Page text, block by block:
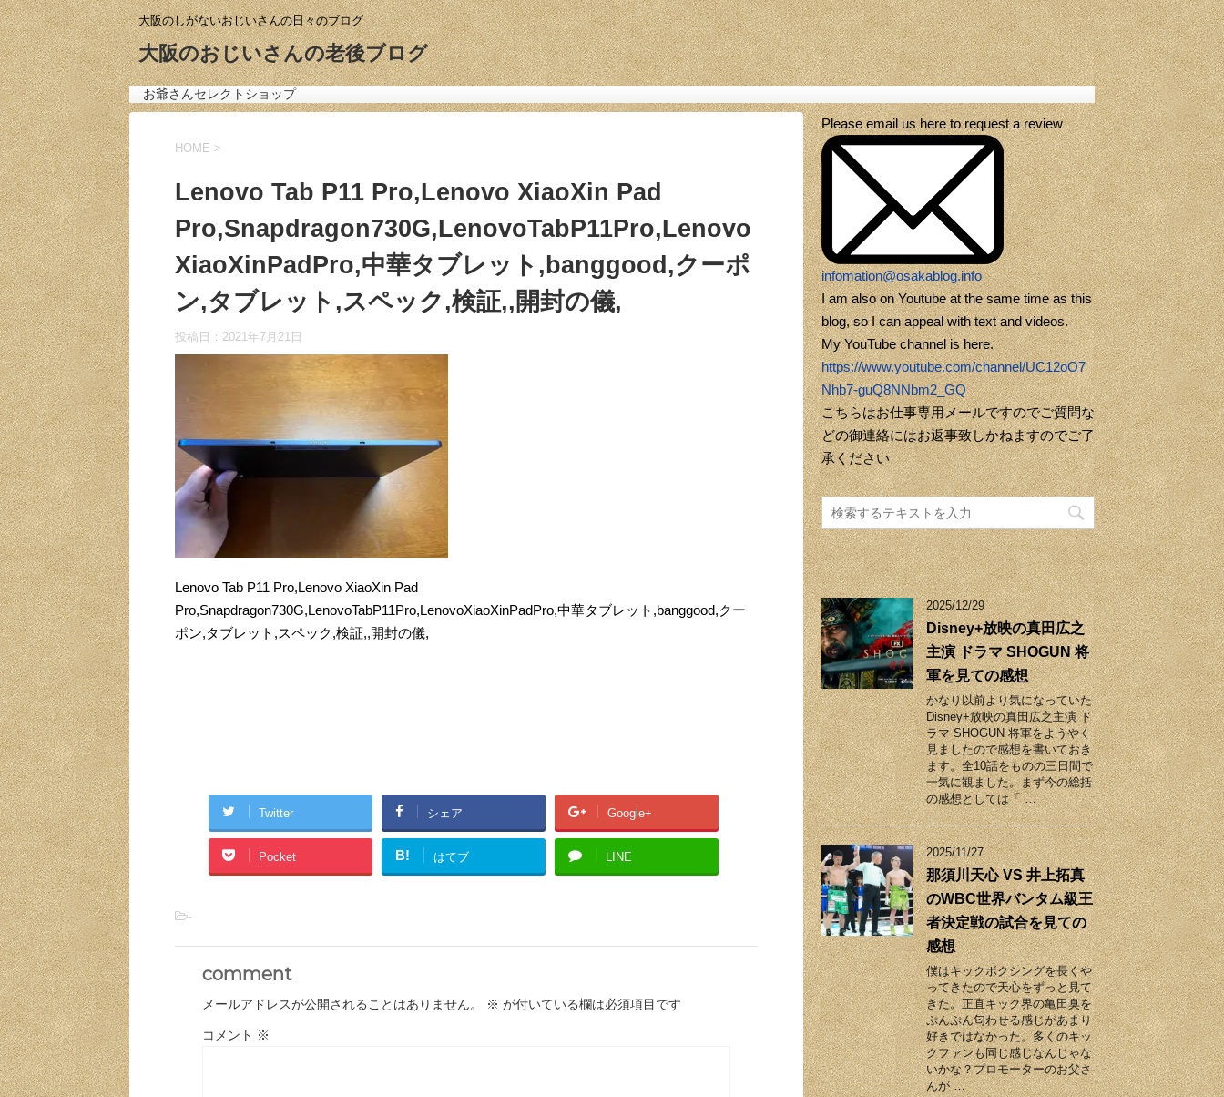
大阪のしがないおじいさんの日々のブログ
大阪のおじいさんの老後ブログ
お爺さんセレクトショップ
HOME >
Lenovo Tab P11 Pro,Lenovo XiaoXin Pad
Pro,Snapdragon730G,LenovoTabP11Pro,Lenovo
XiaoXinPadPro,中華タブレット,banggood,クーポ
ン,タブレット,スペック,検証,,開封の儀,
投稿日： 2021年7月21日
Lenovo Tab P11 Pro,Lenovo XiaoXin Pad
Pro,Snapdragon730G,LenovoTabP11Pro,LenovoXiaoXinPadPro,中華タブレット,banggood,クー
ポン,タブレット,スペック,検証,,開封の儀,
Twitter シェア Google+
Pocket B! はてブ LINE
-
comment
メールアドレスが公開されることはありません。 ※ が付いている欄は必須項目です
コメント ※
Please email us here to request a review
infomation@osakablog.info
I am also on Youtube at the same time as this
blog, so I can appeal with text and videos.
My YouTube channel is here.
https://www.youtube.com/channel/UC12oO7
Nhb7-guQ8NNbm2_GQ
こちらはお仕事専用メールですのでご質問な
どの御連絡にはお返事致しかねますのでご了
承ください
2025/12/29
Disney+放映の真田広之
主演 ドラマ SHOGUN 将
軍を見ての感想
かなり以前より気になっていた
Disney+放映の真田広之主演 ド
ラマ SHOGUN 将軍をようやく
見ましたので感想を書いておき
ます。全10話をものの三日間で
一気に観ました。まず今の総括
の感想としては「 …
2025/11/27
那須川天心 VS 井上拓真
のWBC世界バンタム級王
者決定戦の試合を見ての
感想
僕はキックボクシングを長くや
ってきたので天心をずっと見て
きた。正直キック界の亀田臭を
ぷんぷん匂わせる感じがあまり
好きではなかった。多くのキッ
クファンも同じ感じなんじゃな
いかな？プロモーターのお父さ
んが …